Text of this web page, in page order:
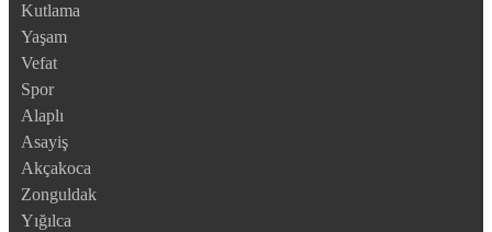
Kutlama
Yaşam
Vefat
Spor
Alaplı
Asayiş
Akçakoca
Zonguldak
Yığılca